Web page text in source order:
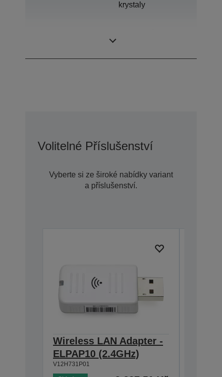
krystaly
Volitelné Příslušenství
Vyberte si ze široké nabídky variant
a příslušenství.
Wireless LAN Adapter -
ELPAP10 (2.4GHz)
V12H731P01